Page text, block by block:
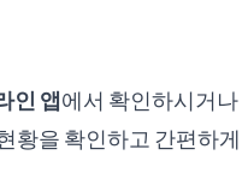
인 앱에서 확인하시거나
황을 확인하고 간편하게